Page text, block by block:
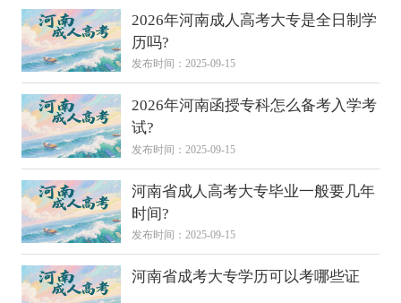
2026年河南成人高考大专是全日制学
历吗?
发布时间：2025-09-15
2026年河南函授专科怎么备考入学考
试?
发布时间：2025-09-15
河南省成人高考大专毕业一般要几年
时间?
发布时间：2025-09-15
河南省成考大专学历可以考哪些证